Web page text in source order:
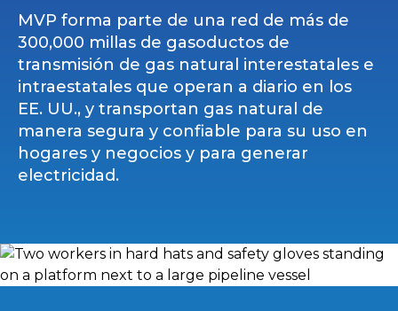
MVP forma parte de una red de más de
300,000 millas de gasoductos de
transmisión de gas natural interestatales e
intraestatales que operan a diario en los
EE. UU., y transportan gas natural de
manera segura y confiable para su uso en
hogares y negocios y para generar
electricidad.